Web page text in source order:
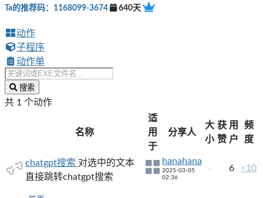
Ta的推荐码：1168099-3674 640天
动作
子程序
动作单
搜索
共 1 个动作
名称
适
用
于
分享人
大
小
获
赞
用
户
频
度
chatgpt搜索 对选中的文本
直接跳转chatgpt搜索
hanahana
2025-03-05
02:36
6 <10